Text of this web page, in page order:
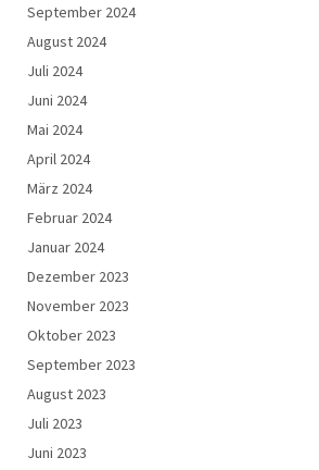
September 2024
August 2024
Juli 2024
Juni 2024
Mai 2024
April 2024
März 2024
Februar 2024
Januar 2024
Dezember 2023
November 2023
Oktober 2023
September 2023
August 2023
Juli 2023
Juni 2023